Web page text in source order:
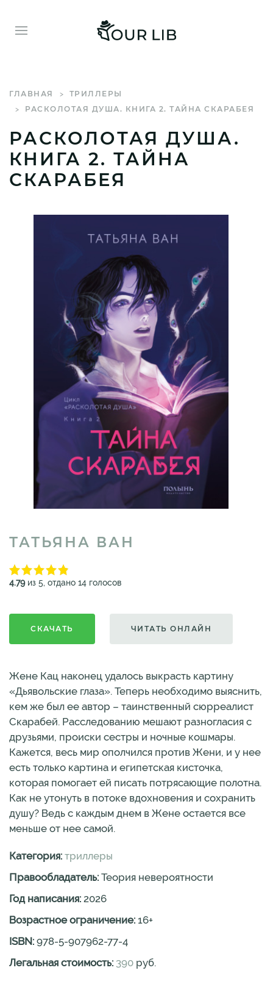
ГЛАВНАЯ
ТРИЛЛЕРЫ
РАСКОЛОТАЯ ДУША. КНИГА 2. ТАЙНА СКАРАБЕЯ
РАСКОЛОТАЯ ДУША.
КНИГА 2. ТАЙНА
СКАРАБЕЯ
ТАТЬЯНА ВАН
4.79из 5, отдано 14 голосов
СКАЧАТЬ ЧИТАТЬ ОНЛАЙН
Жене Кац наконец удалось выкрасть картину
«Дьявольские глаза». Теперь необходимо выяснить,
кем же был ее автор – таинственный сюрреалист
Скарабей. Расследованию мешают разногласия с
друзьями, происки сестры и ночные кошмары.
Кажется, весь мир ополчился против Жени, и у нее
есть только картина и египетская кисточка,
которая помогает ей писать потрясающие полотна.
Как не утонуть в потоке вдохновения и сохранить
душу? Ведь с каждым днем в Жене остается все
меньше от нее самой.
Категория: триллеры
Правообладатель: Теория невероятности
Год написания: 2026
Возрастное ограничение: 16+
ISBN: 978-5-907962-77-4
Легальная стоимость: 390 руб.